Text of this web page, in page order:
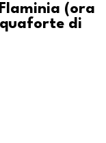
(ora
di